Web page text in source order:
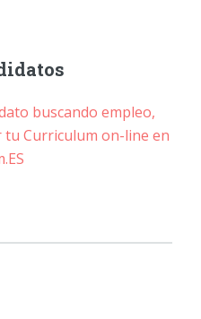
buscando empleo,
tu Curriculum on-line en